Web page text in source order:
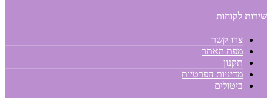
שירות לקוחות
צרו קשר
מפת האתר
תקנון
מדיניות הפרטיות
ביטולים